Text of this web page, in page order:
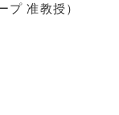
プ 准教授）